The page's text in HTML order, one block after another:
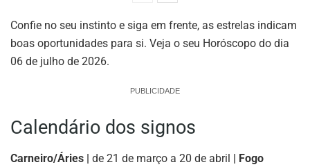
Confie no seu instinto e siga em frente, as estrelas indicam
boas oportunidades para si. Veja o seu Horóscopo do dia
06 de julho de 2026.
PUBLICIDADE
Calendário dos signos
Carneiro/Áries | de 21 de março a 20 de abril | Fogo